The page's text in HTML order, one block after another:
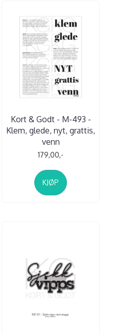
Kort & Godt - M-493 -
Klem, glede, nyt, grattis,
venn
179,00,-
KJØP